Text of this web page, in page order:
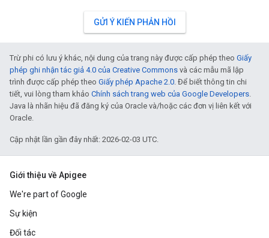
GỬI Ý KIẾN PHẢN HỒI
Trừ phi có lưu ý khác, nội dung của trang này được cấp phép theo Giấy
phép ghi nhận tác giả 4.0 của Creative Commons và các mẫu mã lập
trình được cấp phép theo Giấy phép Apache 2.0 . Để biết thông tin chi
tiết, vui lòng tham khảo Chính sách trang web của Google Developers
Java là nhãn hiệu đã đăng ký của Oracle và/hoặc các đơn vị liên kết với
Oracle.
Cập nhật lần gần đây nhất: 2026-02-03 UTC.
Giới thiệu về Apigee
We're part of Google
Sự kiện
Đối tác